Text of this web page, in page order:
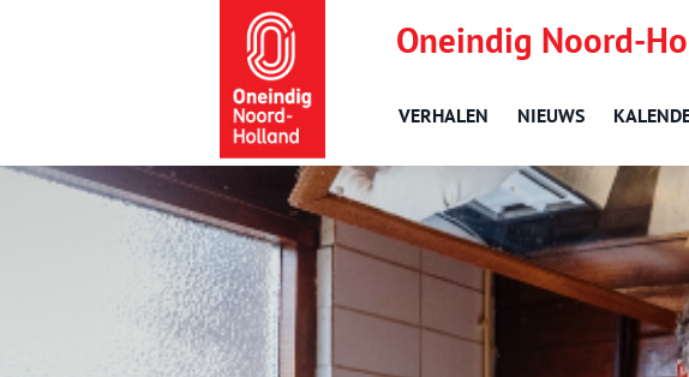
Oneindig Noord-
VERHALEN NIEUWS